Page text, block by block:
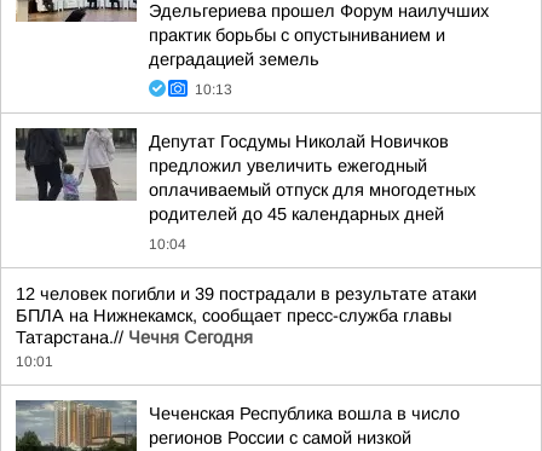
Эдельгериева прошел Форум наилучших
практик борьбы с опустыниванием и
деградацией земель
10:13
Депутат Госдумы Николай Новичков
предложил увеличить ежегодный
оплачиваемый отпуск для многодетных
родителей до 45 календарных дней
10:04
12 человек погибли и 39 пострадали в результате атаки
БПЛА на Нижнекамск, сообщает пресс-служба главы
Татарстана.// Чечня Сегодня
10:01
Чеченская Республика вошла в число
регионов России с самой низкой